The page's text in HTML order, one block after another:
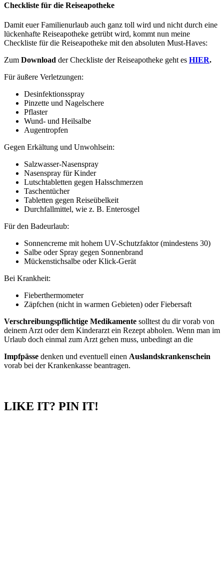
Checkliste für die Reiseapotheke
Damit euer Familienurlaub auch ganz toll wird und nicht durch eine
lückenhafte Reiseapotheke getrübt wird, kommt nun meine
Checkliste für die Reiseapotheke mit den absoluten Must-Haves:
Zum Download der Checkliste der Reiseapotheke geht es HIER.
Für äußere Verletzungen:
Desinfektionsspray
Pinzette und Nagelschere
Pflaster
Wund- und Heilsalbe
Augentropfen
Gegen Erkältung und Unwohlsein:
Salzwasser-Nasenspray
Nasenspray für Kinder
Lutschtabletten gegen Halsschmerzen
Taschentücher
Tabletten gegen Reiseübelkeit
Durchfallmittel, wie z. B. Enterosgel
Für den Badeurlaub:
Sonnencreme mit hohem UV-Schutzfaktor (mindestens 30)
Salbe oder Spray gegen Sonnenbrand
Mückenstichsalbe oder Klick-Gerät
Bei Krankheit:
Fieberthermometer
Zäpfchen (nicht in warmen Gebieten) oder Fiebersaft
Verschreibungspflichtige Medikamente solltest du dir vorab von
deinem Arzt oder dem Kinderarzt ein Rezept abholen. Wenn man im
Urlaub doch einmal zum Arzt gehen muss, unbedingt an die
Impfpässe denken und eventuell einen Auslandskrankenschein
vorab bei der Krankenkasse beantragen.
LIKE IT? PIN IT!